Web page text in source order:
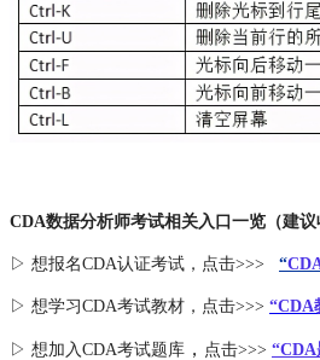
CDA数据分析师考试相关入口一览（建议
▷ 想报名CDA认证考试，点击>>> “
▷ 想学习CDA考试教材，点击>>> “CDA
▷ 想加入 CDA考试题库 ， 点击>>> “CDA